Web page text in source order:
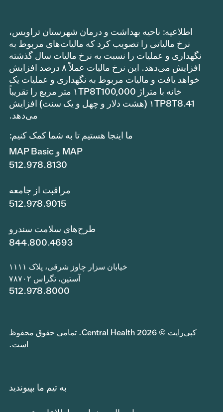
اطلاعیه: ناحیه بهداشت و درمان شهرستان تراویس،
نرخ مالیاتی را تصویب کرد که مالیات‌های مربوط به
نگهداری و عملیات را نسبت به نرخ مالیات سال گذشته
افزایش می‌دهد. این نرخ مالیات عملاً ۸ درصد افزایش
خواهد یافت و مالیات مربوط به نگهداری و عملیات یک
خانه با متراژ ۱TP8T100,000 متر مربع را تقریباً
۱TP8T8.41 (هشت دلار و چهل و یک سنت) افزایش
می‌دهد.
ما اینجا هستیم تا به شما کمک کنیم:
MAP و MAP Basic
512.978.8130
مراقبت از جامعه
512.978.9015
طرح‌های سلامت سندرو
844.800.4693
خیابان سزار چاوز شرقی، پلاک ۱۱۱۱
آستین، تگزاس ۷۸۷۰۲
512.978.8000
کپی‌رایت © 2026 Central Health. تمامی حقوق محفوظ
است.
به تیم ما بپیوندید